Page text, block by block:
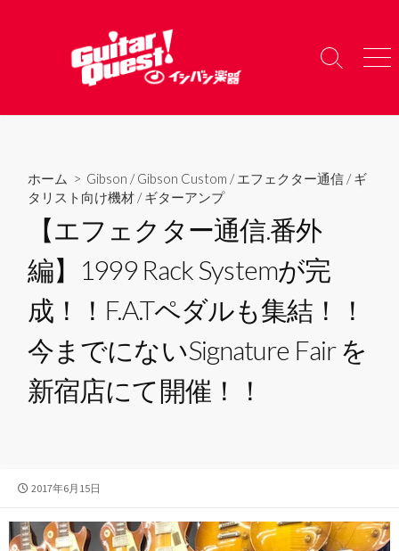
へ
検
り
メ
ー
ホーム > Gibson /Gibson Custom /エフェクター通信 /ギ
タリスト向け機材 /ギターアンプ
【エフェクター通信.番外
編】1999 Rack Systemが完
成！！F.A.Tペダルも集結！！
今までにないSignature Fair を
新宿店にて開催！！
公
日
2017年6月15日